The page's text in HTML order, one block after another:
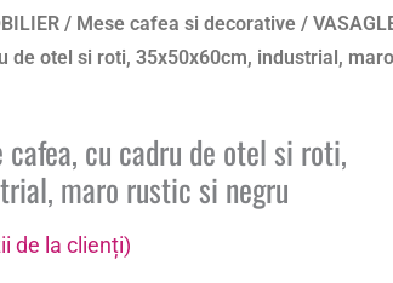
/ Mese cafea si decorative /
de otel si roti, 35x50x60cm, industrial, maro
cafea, cu cadru de otel si roti,
maro rustic si negru
de la clienți)